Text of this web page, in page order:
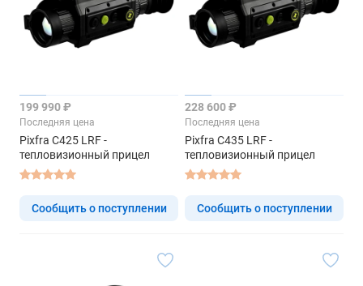
199 990 ₽
Последняя цена
Pixfra C425 LRF -
тепловизионный прицел
Сообщить о поступлении
228 600 ₽
Последняя цена
Pixfra C435 LRF -
тепловизионный прицел
Сообщить о поступлении